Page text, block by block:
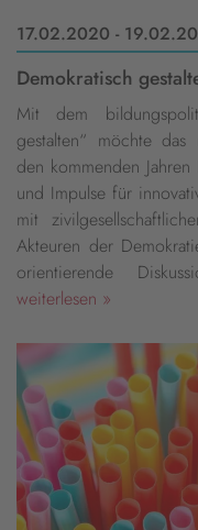
17.02.2020 -
Demokratisch
Mit dem
gestalten“ möchte das
den kommenden
und Impulse für
mit
Akteuren der
orientierende
weiterlesen »